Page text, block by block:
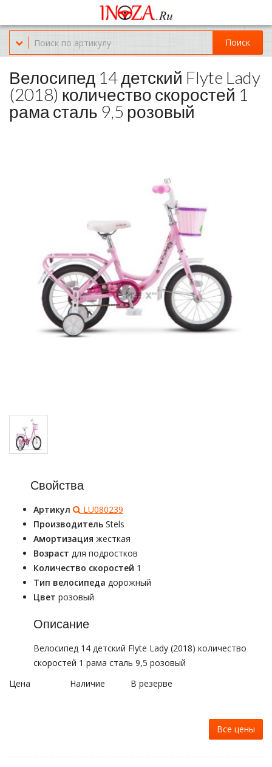
Офис обслуживания г.Краснодар (KRD) Куликова Поля 2 (магазин
Нож-мясо)
8-(967)-300-69-11
Поиск
Велосипед 14 детский Flyte Lady
(2018) количество скоростей 1
рама сталь 9,5 розовый
Свойства
Артикул
LU080239
Производитель Stels
Амортизация жесткая
Возраст для подростков
Количество скоростей 1
Тип велосипеда дорожный
Цвет розовый
Описание
Велосипед 14 детский Flyte Lady (2018) количество
скоростей 1 рама сталь 9,5 розовый
Цена
Наличие В резерве
Все цены